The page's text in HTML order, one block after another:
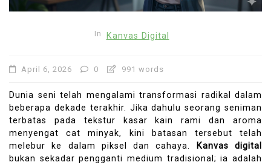
In Kanvas Digital
April 6, 2026 0 991 words
Dunia seni telah mengalami transformasi radikal dalam
beberapa dekade terakhir. Jika dahulu seorang seniman
terbatas pada tekstur kasar kain rami dan aroma
menyengat cat minyak, kini batasan tersebut telah
melebur ke dalam piksel dan cahaya.
Kanvas digital
bukan sekadar pengganti medium tradisional; ia adalah